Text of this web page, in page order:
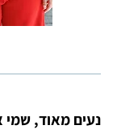
נעים מאוד, שמי